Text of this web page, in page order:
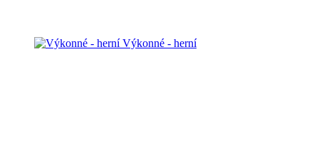
Výkonné - herní